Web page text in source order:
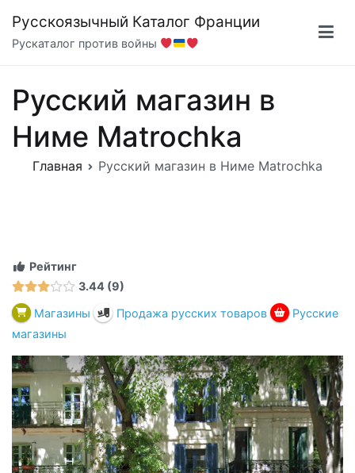
содержимому
Русскоязычный Каталог Франции
Рускаталог против войны
Русский магазин в
Ниме Matrochka
Главная Русский магазин в Ниме Matrochka
Рейтинг
3.44 9
Магазины
Продажа русских товаров
Русские
магазины